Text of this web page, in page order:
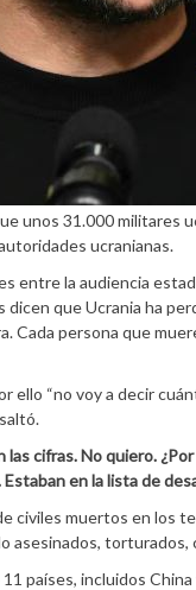
unos 31.000 militares
ucranianas.
entre la audiencia
que Ucrania ha
persona que
ello “no voy a decir
las cifras. No quiero.
en la lista de
civiles muertos en los
asesinados,
países, incluidos